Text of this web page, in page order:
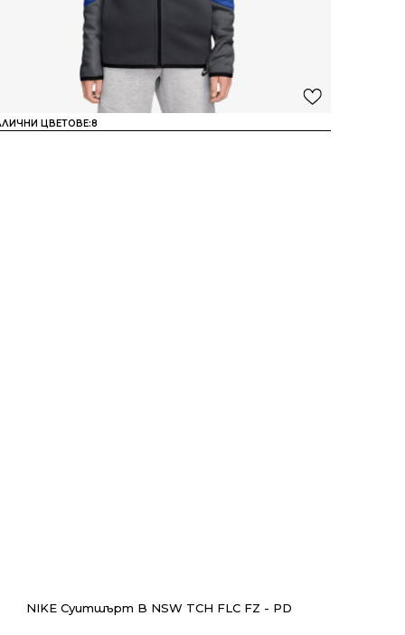
ЦВЕТОВЕ:8
NIKE Суитшърт B NSW TCH FLC FZ - PD